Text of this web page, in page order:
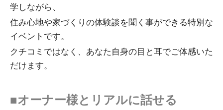
学しながら、
住み心地や家づくりの体験談を聞く事ができる特別な
イベントです。
クチコミではなく、あなた自身の目と耳でご体感いた
だけます。
■オーナー様とリアルに話せる